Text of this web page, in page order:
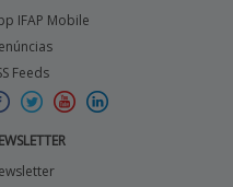
IFAP Mobile
Feeds